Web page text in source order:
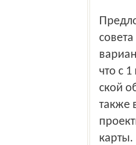
Предложив к рассмотрению и обсуждению участниками
что с
ской
также
карты.